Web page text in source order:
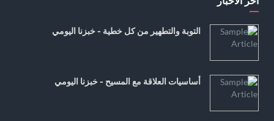
التوبة والتطهير من كل خطية - خبزنا اليومي
أساسيات العلاقة مع المسيح - خبزنا اليومي